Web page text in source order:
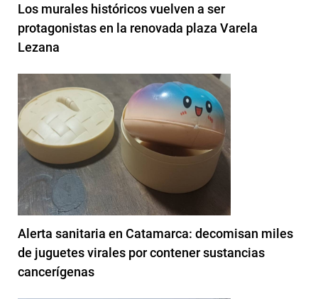
Los murales históricos vuelven a ser
protagonistas en la renovada plaza Varela
Lezana
Alerta sanitaria en Catamarca: decomisan miles
de juguetes virales por contener sustancias
cancerígenas